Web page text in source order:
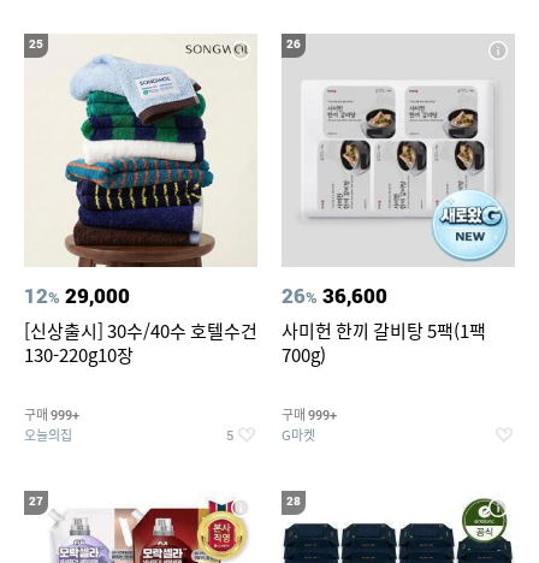
25
12% 29,000
[신상출시] 30수/40수 호텔수건
130-220g10장
구매 999+
오늘의집 5
26
26% 36,600
사미헌 한끼 갈비탕 5팩(1팩
700g)
구매 999+
G마켓
27 28